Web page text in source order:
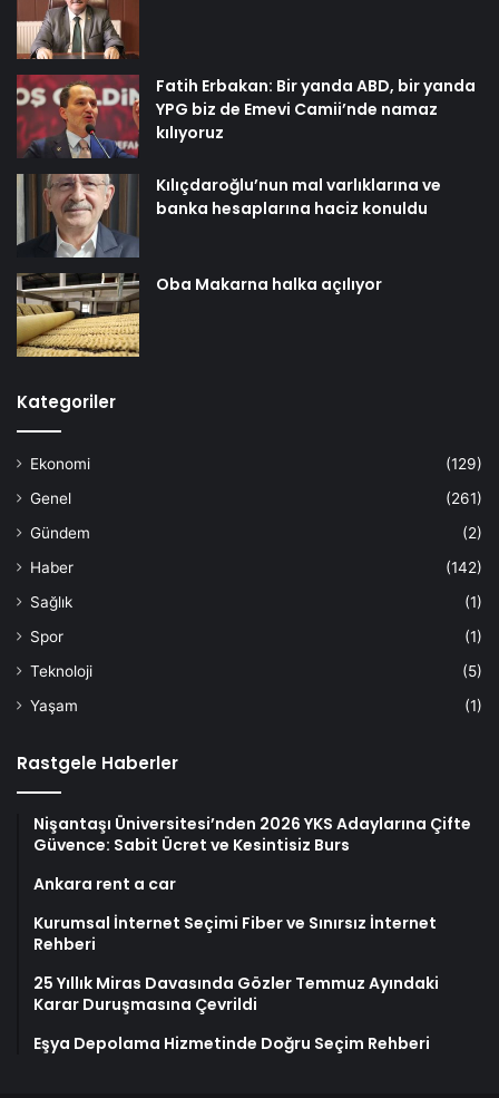
Fatih Erbakan: Bir yanda ABD, bir yanda
YPG biz de Emevi Camii’nde namaz
kılıyoruz
Kılıçdaroğlu’nun mal varlıklarına ve
banka hesaplarına haciz konuldu
Oba Makarna halka açılıyor
Kategoriler
Ekonomi
(129)
Genel
(261)
Gündem
(2)
Haber
(142)
Sağlık
(1)
Spor
(1)
Teknoloji
(5)
Yaşam
(1)
Rastgele Haberler
Nişantaşı Üniversitesi’nden 2026 YKS Adaylarına Çifte
Güvence: Sabit Ücret ve Kesintisiz Burs
Ankara rent a car
Kurumsal İnternet Seçimi Fiber ve Sınırsız İnternet
Rehberi
25 Yıllık Miras Davasında Gözler Temmuz Ayındaki
Karar Duruşmasına Çevrildi
Eşya Depolama Hizmetinde Doğru Seçim Rehberi